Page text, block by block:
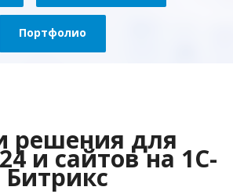
Портфолио
решения для
и сайтов на 1С-
Битрикс